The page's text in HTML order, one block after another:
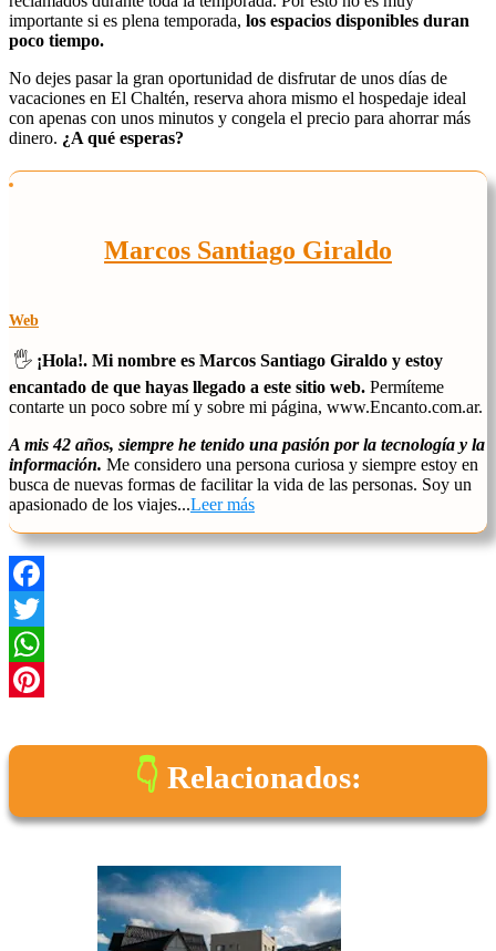
importante si es plena temporada, los espacios disponibles duran
poco tiempo.
No dejes pasar la gran oportunidad de disfrutar de unos días de
vacaciones en El Chaltén, reserva ahora mismo el hospedaje ideal
con apenas con unos minutos y congela el precio para ahorrar más
dinero. ¿A qué esperas?
Marcos Santiago Giraldo
Web
🖐️ ¡Hola!. Mi nombre es Marcos Santiago Giraldo y estoy
encantado de que hayas llegado a este sitio web. Permíteme
contarte un poco sobre mí y sobre mi página, www.Encanto.com.ar.
A mis 42 años, siempre he tenido una pasión por la tecnología y la
información. Me considero una persona curiosa y siempre estoy en
busca de nuevas formas de facilitar la vida de las personas. Soy un
apasionado de los viajes...Leer más
Facebook
Twitter
WhatsApp
Relacionados: